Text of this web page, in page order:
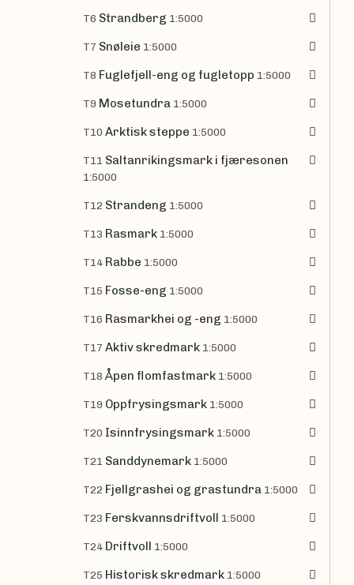
T6 Strandberg 1:5000
T7 Snøleie 1:5000
T8 Fuglefjell-eng og fugletopp 1:5000
T9 Mosetundra 1:5000
T10 Arktisk steppe 1:5000
T11 Saltanrikingsmark i fjæresonen
1:5000
T12 Strandeng 1:5000
T13 Rasmark 1:5000
T14 Rabbe 1:5000
T15 Fosse-eng 1:5000
T16 Rasmarkhei og -eng 1:5000
T17 Aktiv skredmark 1:5000
T18 Åpen flomfastmark 1:5000
T19 Oppfrysingsmark 1:5000
T20 Isinnfrysingsmark 1:5000
T21 Sanddynemark 1:5000
T22 Fjellgrashei og grastundra 1:5000
T23 Ferskvannsdriftvoll 1:5000
T24 Driftvoll 1:5000
T25 Historisk skredmark 1:5000